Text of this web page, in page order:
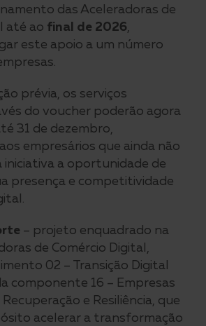
das Aceleradoras de
até ao final de 2026,
este apoio a um número
prévia, os serviços
do voucher poderão agora
31 de dezembro,
empresários que ainda não
iniciativa a oportunidade de
presença e competitividade
– projeto enquadrado na
de Comércio Digital,
02 – Transição Digital
componente 16 – Empresas
e Resiliência, que
acelerar a transformação